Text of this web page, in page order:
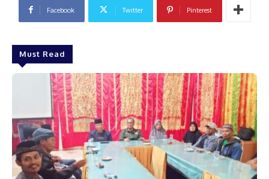
Facebook Twitter Pinterest
Must Read